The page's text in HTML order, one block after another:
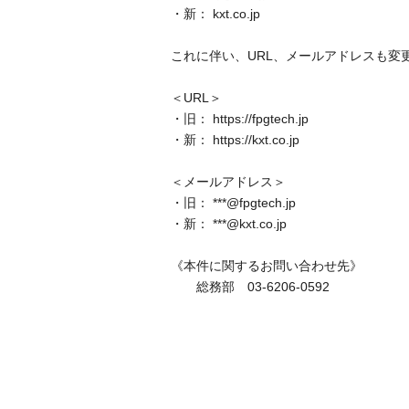
・新： kxt.co.jp
これに伴い、URL、メールアドレスも変
＜URL＞
・旧： https://fpgtech.jp
・新： https://kxt.co.jp
＜メールアドレス＞
・旧： ***@fpgtech.jp
・新： ***@kxt.co.jp
《本件に関するお問い合わせ先》
総務部 03-6206-0592